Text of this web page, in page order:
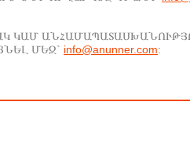
ԿԱՄ
ՄԵԶ` info@anunner.com: